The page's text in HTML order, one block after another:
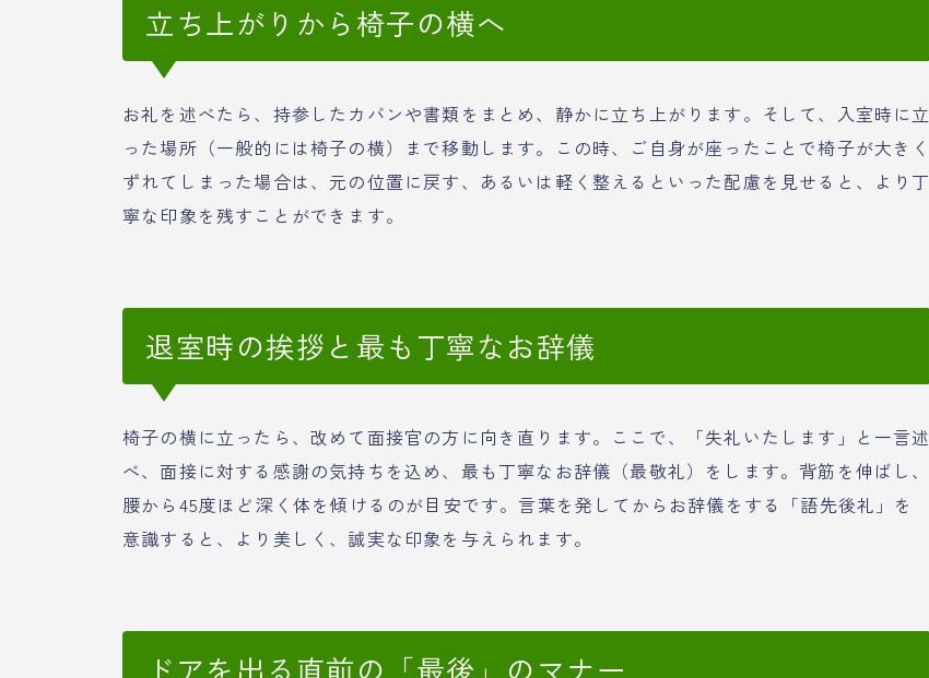
立ち上がりから椅子の横へ
お礼を述べたら、持参したカバンや書類をまとめ、静かに立ち上がります。そして、入室時に立
った場所（一般的には椅子の横）まで移動します。この時、ご自身が座ったことで椅子が大きく
ずれてしまった場合は、元の位置に戻す、あるいは軽く整えるといった配慮を見せると、より丁
寧な印象を残すことができます。
退室時の挨拶と最も丁寧なお辞儀
椅子の横に立ったら、改めて面接官の方に向き直ります。ここで、「失礼いたします」と一言述
べ、面接に対する感謝の気持ちを込め、最も丁寧なお辞儀（最敬礼）をします。背筋を伸ばし、
腰から45度ほど深く体を傾けるのが目安です。言葉を発してからお辞儀をする「語先後礼」を
意識すると、より美しく、誠実な印象を与えられます。
ドアを出る直前の「最後」のマナー